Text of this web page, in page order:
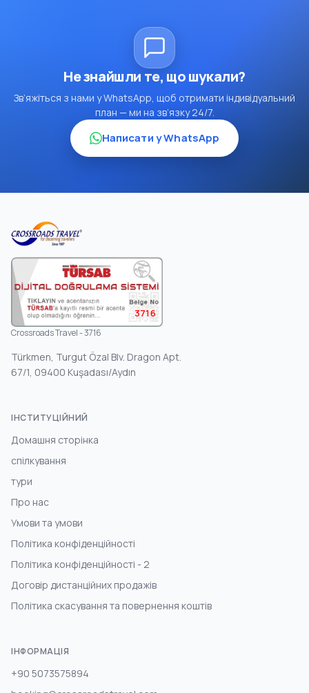
Не знайшли те, що шукали?
Зв’яжіться з нами у WhatsApp, щоб отримати індивідуальний
план — ми на зв’язку 24/7.
Написати у WhatsApp
3716
Crossroads Travel - 3716
Türkmen, Turgut Özal Blv. Dragon Apt.
67/1, 09400 Kuşadası/Aydın
ІНСТИТУЦІЙНИЙ
Домашня сторінка
спілкування
тури
Про нас
Умови та умови
Політика конфіденційності
Політика конфіденційності - 2
Договір дистанційних продажів
Політика скасування та повернення коштів
ІНФОРМАЦІЯ
+90 5073575894